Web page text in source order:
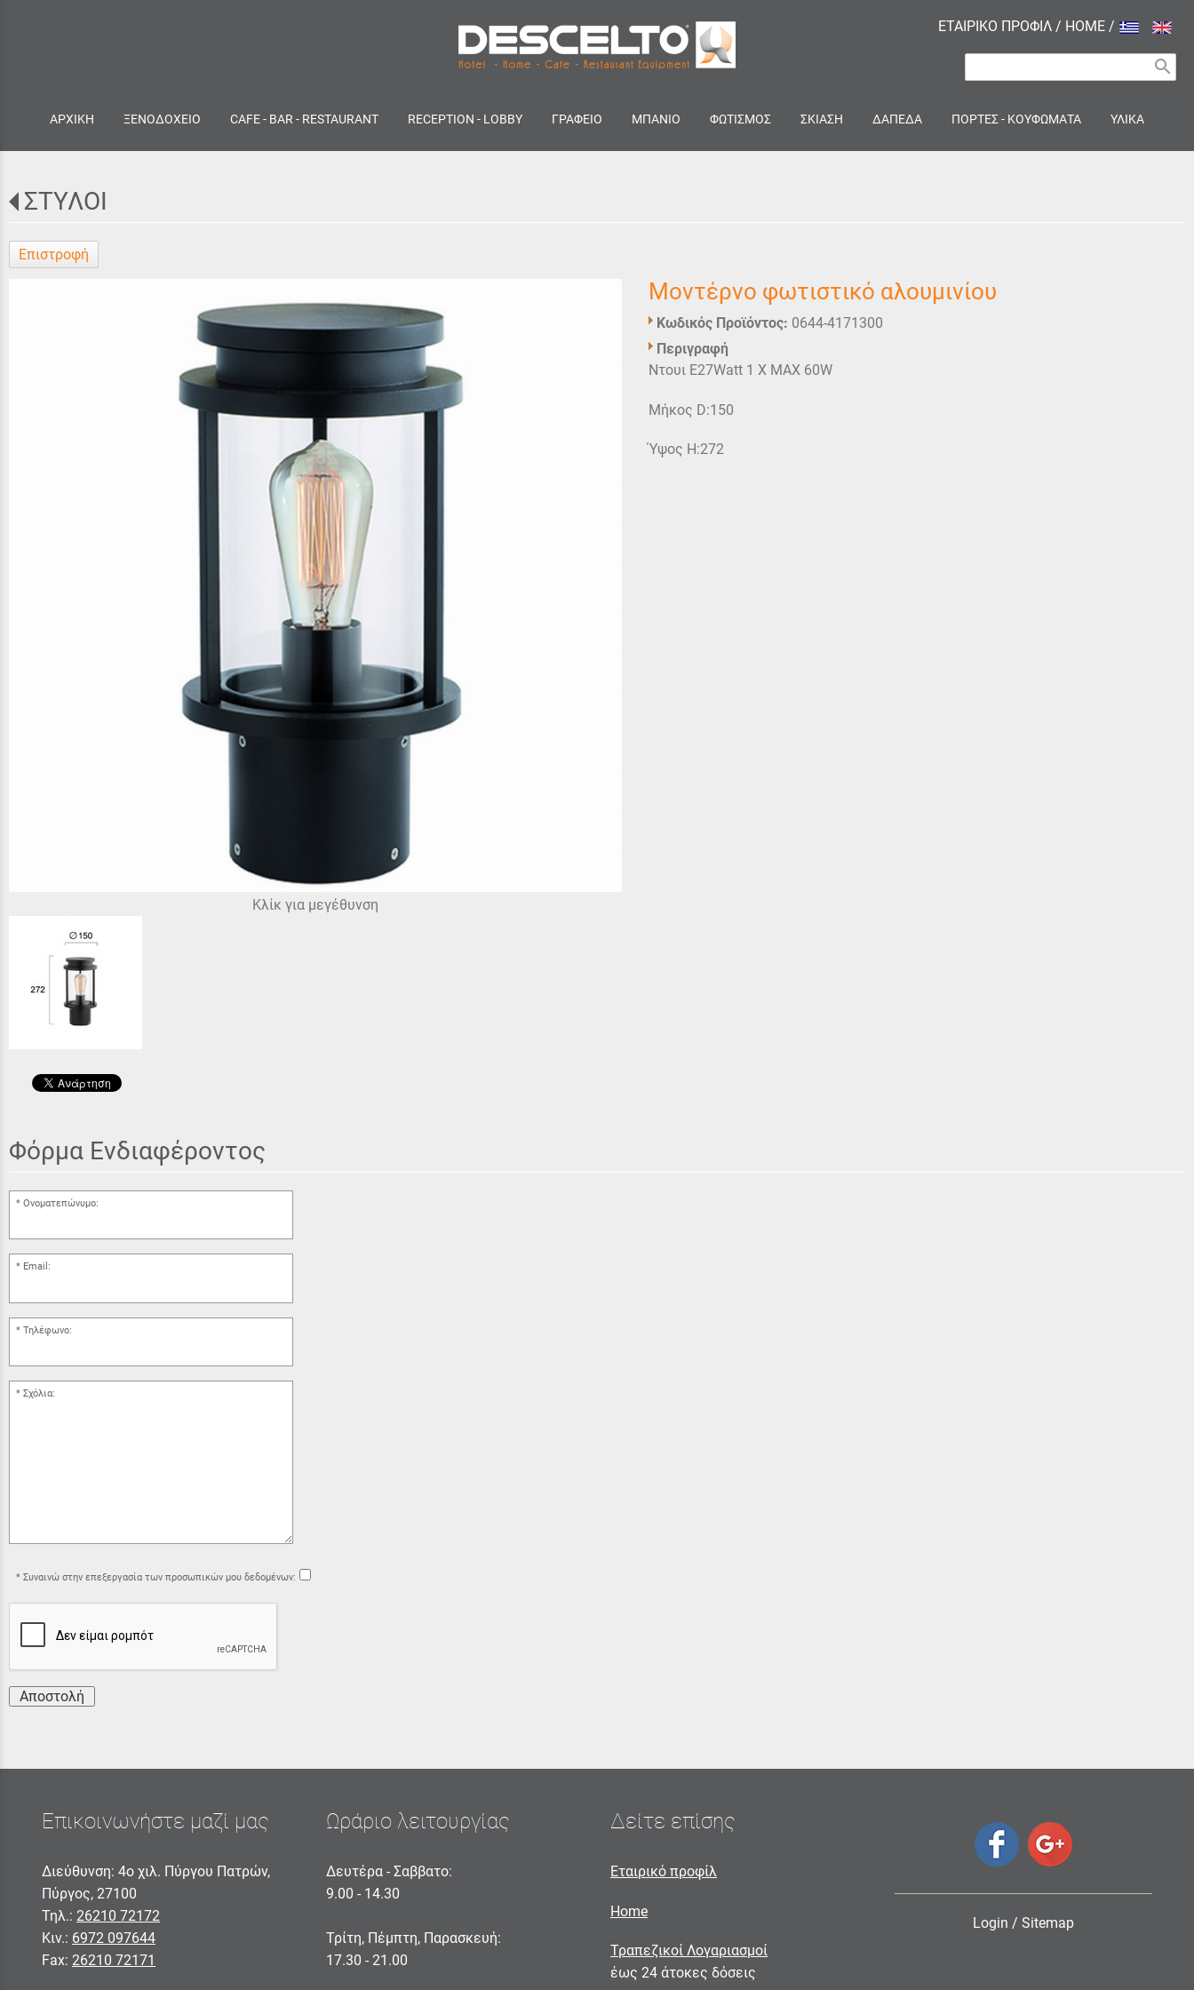
ΕΤΑΙΡΙΚΟ ΠΡΟΦΙΛ / HOME /
search
ΑΡΧΙΚΗ ΞΕΝΟΔΟΧΕΙΟ CAFE - BAR - RESTAURANT RECEPTION - LOBBY ΓΡΑΦΕΙΟ ΜΠΑΝΙΟ ΦΩΤΙΣΜΟΣ ΣΚΙΑΣΗ ΔΑΠΕΔΑ ΠΟΡΤΕΣ - ΚΟΥΦΩΜΑΤΑ ΥΛΙΚΑ
ΣΤΥΛΟΙ
Επιστροφή
Κλίκ για μεγέθυνση
Μοντέρνο φωτιστικό αλουμινίου
Κωδικός Προϊόντος: 0644-4171300
Περιγραφή
Ντουι E27Watt 1 X MAX 60W
Μήκος D:150
Ύψος H:272
Φόρμα Ενδιαφέροντος
Ονοματεπώνυμο:
Email:
Τηλέφωνο:
Σχόλια:
Συναινώ στην επεξεργασία των προσωπικών μου δεδομένων:
Αποστολή
Επικοινωνήστε μαζί μας
Διεύθυνση: 4ο χιλ. Πύργου Πατρών,
Πύργος, 27100
Τηλ.: 26210 72172
Κιν.: 6972 097644
Fax: 26210 72171
Ωράριο λειτουργίας
Δευτέρα - Σαββατο:
9.00 - 14.30
Τρίτη, Πέμπτη, Παρασκευή:
17.30 - 21.00
Δείτε επίσης
Εταιρικό προφίλ
Home
Τραπεζικοί Λογαριασμοί
έως 24 άτοκες δόσεις
Login / Sitemap